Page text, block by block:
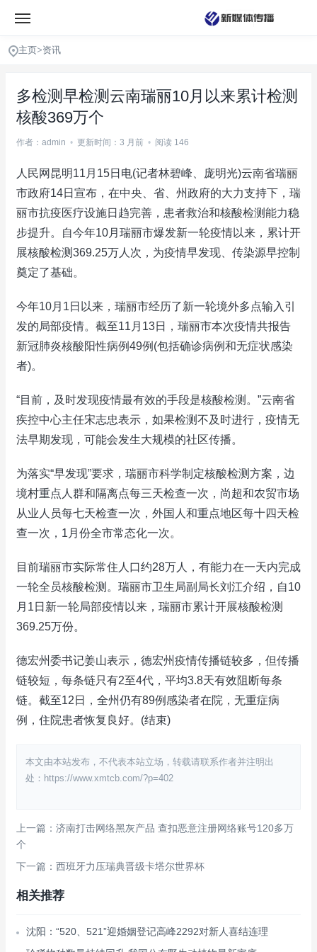
主页>资讯
多检测早检测云南瑞丽10月以来累计检测
核酸369万个
作者：admin • 更新时间：3 月前 • 阅读 146
人民网昆明11月15日电(记者林碧峰、庞明光)云南省瑞丽
市政府14日宣布，在中央、省、州政府的大力支持下，瑞
丽市抗疫医疗设施日趋完善，患者救治和核酸检测能力稳
步提升。自今年10月瑞丽市爆发新一轮疫情以来，累计开
展核酸检测369.25万人次，为疫情早发现、传染源早控制
奠定了基础。
今年10月1日以来，瑞丽市经历了新一轮境外多点输入引
发的局部疫情。截至11月13日，瑞丽市本次疫情共报告
新冠肺炎核酸阳性病例49例(包括确诊病例和无症状感染
者)。
“目前，及时发现疫情最有效的手段是核酸检测。”云南省
疾控中心主任宋志忠表示，如果检测不及时进行，疫情无
法早期发现，可能会发生大规模的社区传播。
为落实“早发现”要求，瑞丽市科学制定核酸检测方案，边
境村重点人群和隔离点每三天检查一次，尚超和农贸市场
从业人员每七天检查一次，外国人和重点地区每十四天检
查一次，1月份全市常态化一次。
目前瑞丽市实际常住人口约28万人，有能力在一天内完成
一轮全员核酸检测。瑞丽市卫生局副局长刘江介绍，自10
月1日新一轮局部疫情以来，瑞丽市累计开展核酸检测
369.25万份。
德宏州委书记姜山表示，德宏州疫情传播链较多，但传播
链较短，每条链只有2至4代，平均3.8天有效阻断每条
链。截至12日，全州仍有89例感染者在院，无重症病
例，住院患者恢复良好。(结束)
本文由本站发布，不代表本站立场，转载请联系作者并注明出
处：https://www.xmtcb.com/?p=402
上一篇：济南打击网络黑灰产品 查扣恶意注册网络账号120多万
个
下一篇：西班牙力压瑞典晋级卡塔尔世界杯
相关推荐
沈阳：“520、521”迎婚姻登记高峰2292对新人喜结连理